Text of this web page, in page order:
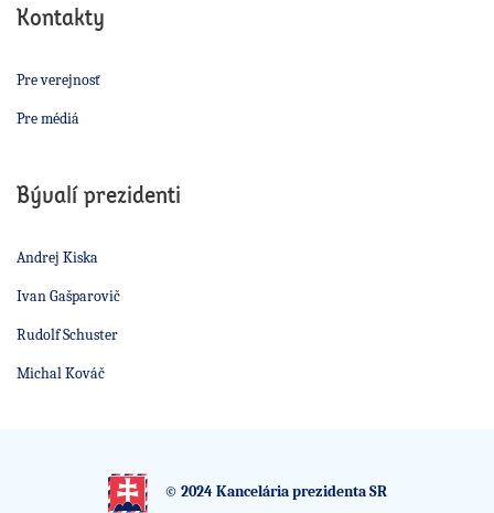
Kontakty
Pre verejnosť
Pre médiá
Bývalí prezidenti
Andrej Kiska
Ivan Gašparovič
Rudolf Schuster
Michal Kováč
© 2024 Kancelária prezidenta SR